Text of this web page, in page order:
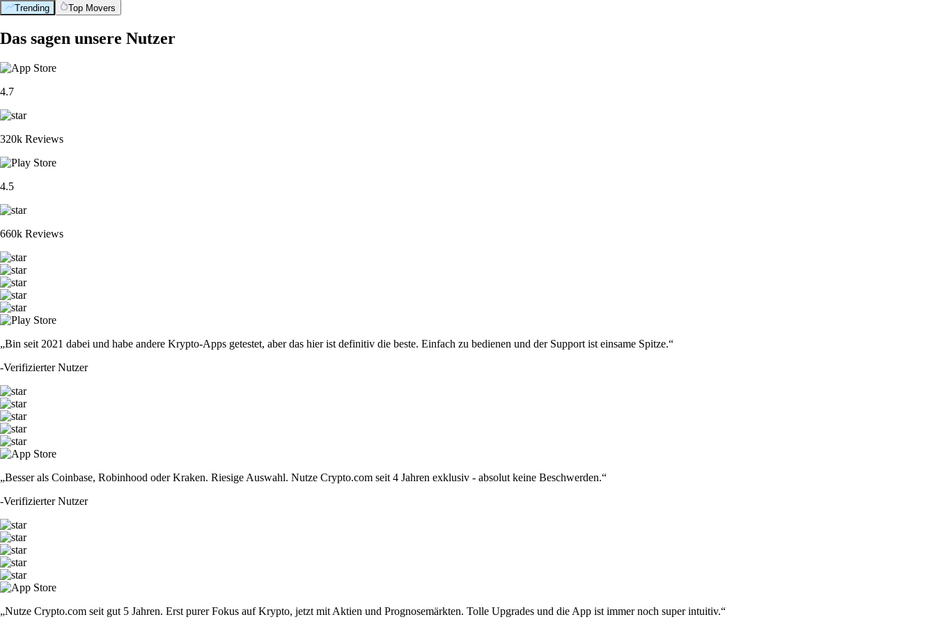
Trending Top Movers
Das sagen unsere Nutzer
4.7
320k Reviews
4.5
660k Reviews
„Bin seit 2021 dabei und habe andere Krypto-Apps getestet, aber das hier ist definitiv die beste. Einfach zu bedienen und der Support ist einsame Spitze.“
-Verifizierter Nutzer
„Besser als Coinbase, Robinhood oder Kraken. Riesige Auswahl. Nutze Crypto.com seit 4 Jahren exklusiv - absolut keine Beschwerden.“
-Verifizierter Nutzer
„Nutze Crypto.com seit gut 5 Jahren. Erst purer Fokus auf Krypto, jetzt mit Aktien und Prognosemärkten. Tolle Upgrades und die App ist immer noch super intuitiv.“